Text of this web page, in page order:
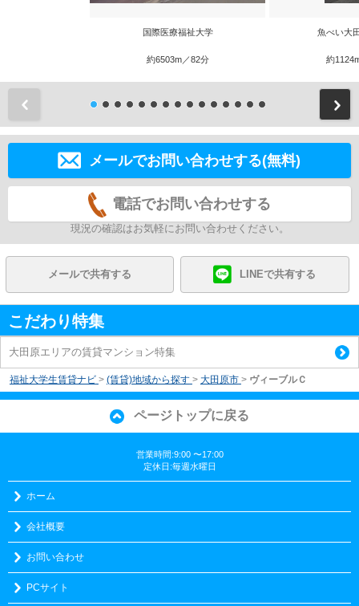
国際医療福祉大学
約6503m／82分
魚べい大
約
メールでお問い合わせする(無料)
電話でお問い合わせする
現況の確認はお気軽にお問い合わせください。
メールで共有する LINEで共有する
こだわり特集
大田原エリアの賃貸マンション特集
福祉大学生賃貸ナビ > (賃貸)地域から探す > 大田原市 > ヴィーブルＣ
ページトップに戻る
営業時間:9:00 〜17:00
定休日:毎週水曜日
ホーム
会社概要
お問い合わせ
PCサイト